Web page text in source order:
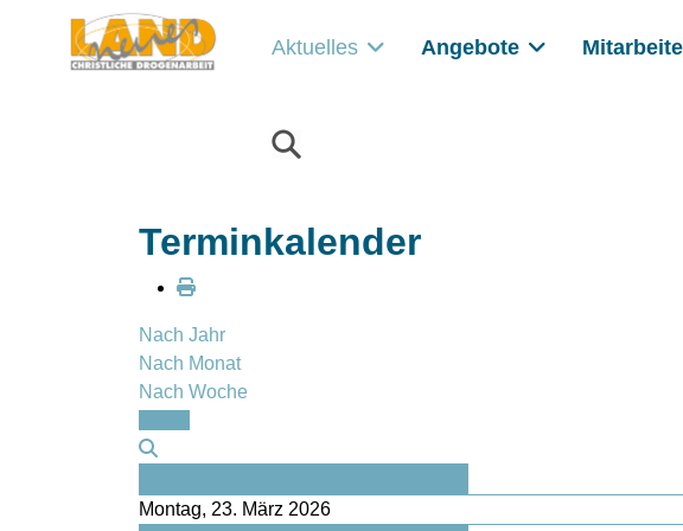
Aktuelles Angebote
Terminkalender
Nach Jahr
Nach Monat
Nach Woche
Montag, 23. März 2026